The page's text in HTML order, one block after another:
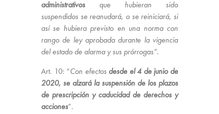
administrativos que hubieran sido
suspendidos se reanudará, o se reiniciará, si
así se hubiera previsto en una norma con
rango de ley aprobada durante la vigencia
del estado de alarma y sus prórrogas”.
Art. 10: “Con efectos desde el 4 de junio de
2020, se alzará la suspensión de los plazos
de prescripción y caducidad de derechos y
acciones”.